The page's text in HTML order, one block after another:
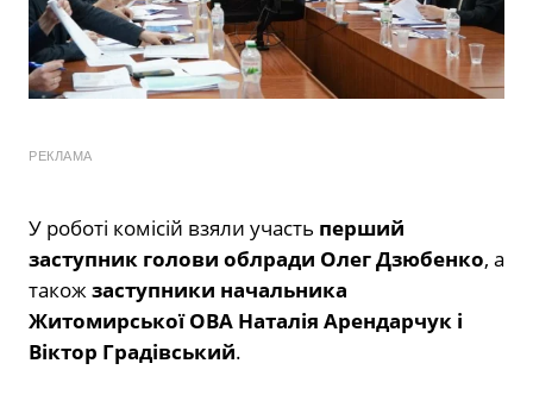
РЕКЛАМА
У роботі комісій взяли участь перший
заступник голови облради Олег Дзюбенко, а
такожзаступники начальника
Житомирської ОВА Наталія Арендарчук і
Віктор Градівський.